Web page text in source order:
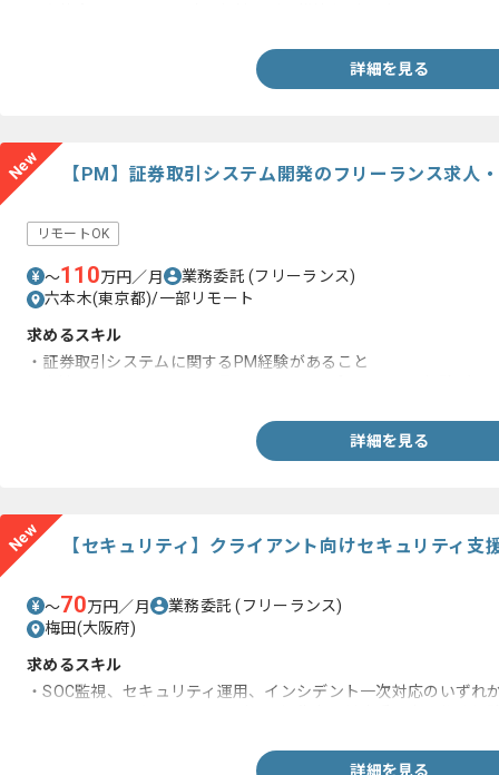
詳細を見る
New 【PM】証券取引システム開発のフリーランス求人
リモートOK
〜110万円／月 業務委託(フリーランス)
六本木(東京都)/一部リモート
求めるスキル
・証券取引システムに関するPM経験があること
詳細を見る
New 【セキュリティ】クライアント向けセキュリティ
〜70万円／月 業務委託(フリーランス)
梅田(大阪府)
求めるスキル
・SOC監視、セキュリティ運用、インシデント一次対応のいずれ
詳細を見る